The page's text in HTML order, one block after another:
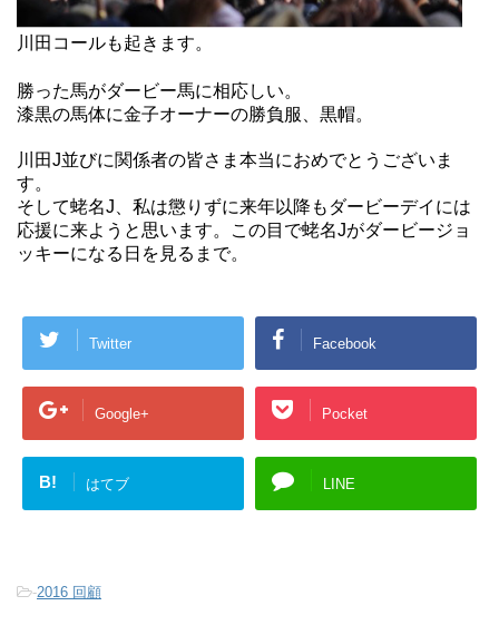
川田コールも起きます。
勝った馬がダービー馬に相応しい。
漆黒の馬体に金子オーナーの勝負服、黒帽。
川田J並びに関係者の皆さま本当におめでとうございま
す。
そして蛯名J、私は懲りずに来年以降もダービーデイには
応援に来ようと思います。この目で蛯名Jがダービージョ
ッキーになる日を見るまで。
Twitter Facebook
Google+ Pocket
B! はてブ LINE
-2016 回顧